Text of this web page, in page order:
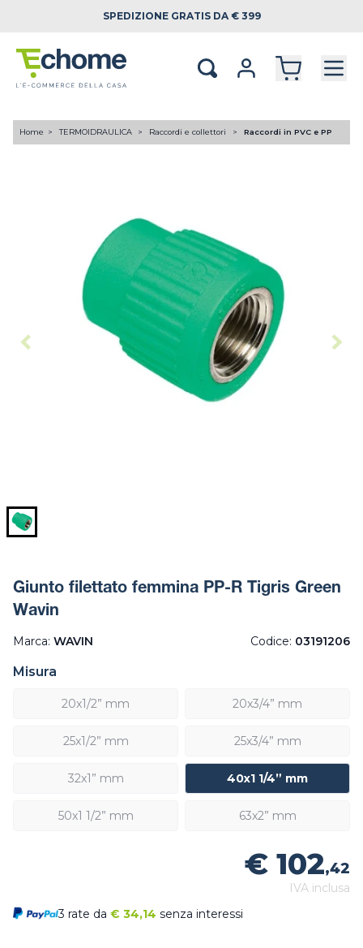
SPEDIZIONE GRATIS DA € 399
Home TERMOIDRAULICA Raccordi e collettori Raccordi in PVC e PP
Giunto filettato femmina PP-R Tigris Green
Wavin
Marca: WAVIN Codice: 03191206
Misura
20x1/2” mm 20x3/4” mm
25x1/2” mm 25x3/4” mm
32x1” mm 40x1 1/4” mm
50x1 1/2” mm 63x2” mm
€ 102,42
IVA inclusa
3 rate da € 34,14 senza interessi